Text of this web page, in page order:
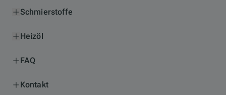
Schmierstoffe
Heizöl
FAQ
Kontakt